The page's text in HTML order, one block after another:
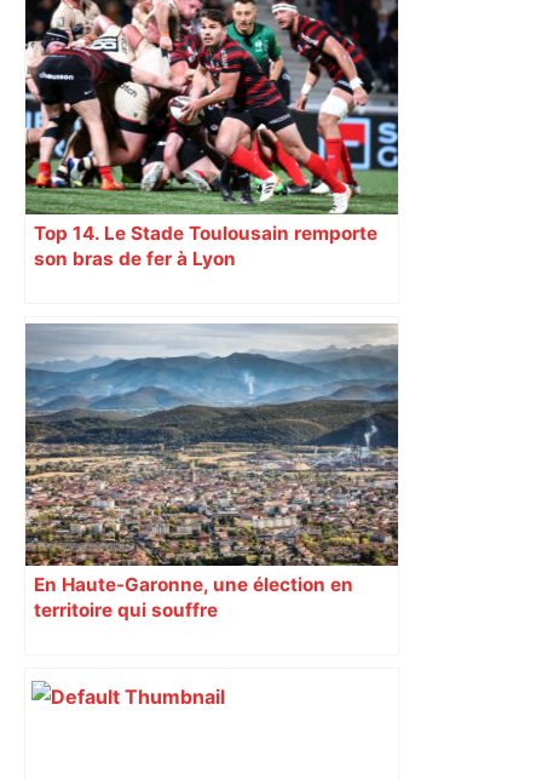
Top 14. Le Stade Toulousain remporte
son bras de fer à Lyon
En Haute-Garonne, une élection en
territoire qui souffre